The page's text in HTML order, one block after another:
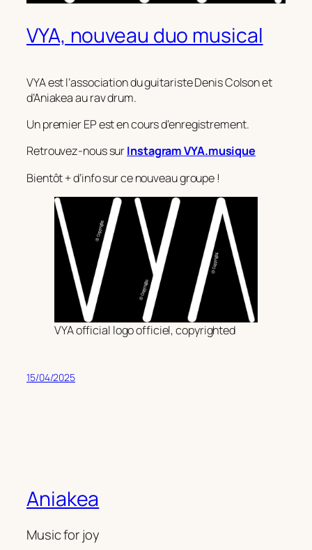
VYA, nouveau duo musical
VYA est l’association du guitariste Denis Colson et
d’Aniakea au rav drum.
Un premier EP est en cours d’enregistrement.
Retrouvez-nous surInstagram VYA.musique
Bientôt + d’info sur ce nouveau groupe !
VYA official logo officiel, copyrighted
15/04/2025
Aniakea
Music for joy